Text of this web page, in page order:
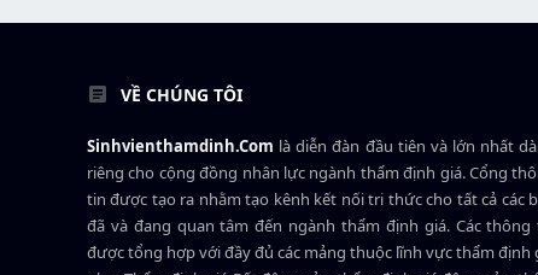
VỀ CHÚNG TÔI
Sinhvienthamdinh.Com là diễn đàn đầu tiên và lớn nhất
riêng cho cộng đồng nhân lực ngành thẩm định giá. Cổng
tin được tạo ra nhằm tạo kênh kết nối tri thức cho tất cả các
đã và đang quan tâm đến ngành thẩm định giá. Các thông
được tổng hợp với đầy đủ các mảng thuộc lĩnh vực thẩm định